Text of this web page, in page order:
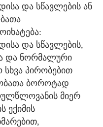
და სწავლების ან
და სწავლების,
და ნორმალური
სხვა პირობებით
ბოროტად
მიერ
ექიმის